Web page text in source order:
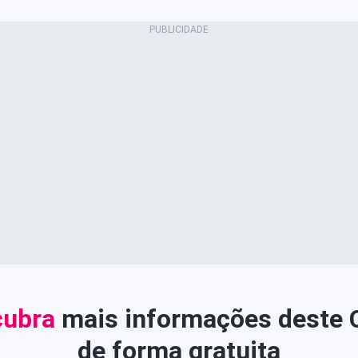
mais informações deste
de forma gratuita